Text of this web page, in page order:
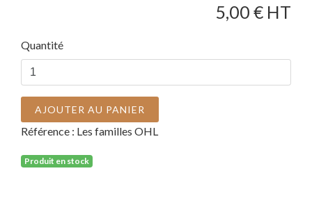
5,00 € HT
Quantité
AJOUTER AU PANIER
Référence : Les familles OHL
Produit en stock